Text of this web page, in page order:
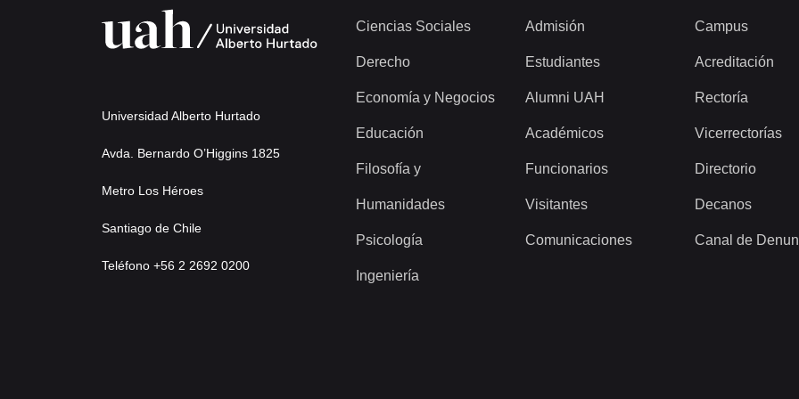
Universidad Alberto Hurtado
Avda. Bernardo O’Higgins 1825
Metro Los Héroes
Santiago de Chile
Teléfono +56 2 2692 0200
Ciencias Sociales
Derecho
Economía y Negocios
Educación
Filosofía y
Humanidades
Psicología
Ingeniería
Admisión
Estudiantes
Alumni UAH
Académicos
Funcionarios
Visitantes
Comunicaciones
Campus
Acreditación
Rectoría
Vicerrectorías
Directorio
Decanos
Canal de